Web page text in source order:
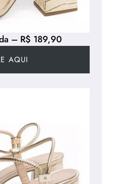
– R$ 189,90
AQUI